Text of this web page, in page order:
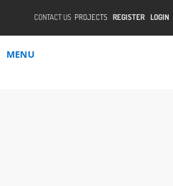
CONTACT US PROJECTS REGISTER LOGIN
MENU